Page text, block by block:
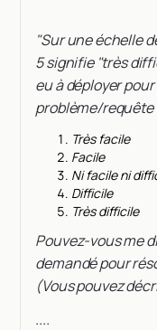
"Sur une échelle
5 signifie "très
eu à déployer
problème/requête
Très facile
Facile
Ni facile ni
Difficile
Très difficile
Pouvez-vous me
demandé pour
(Vous pouvez
....